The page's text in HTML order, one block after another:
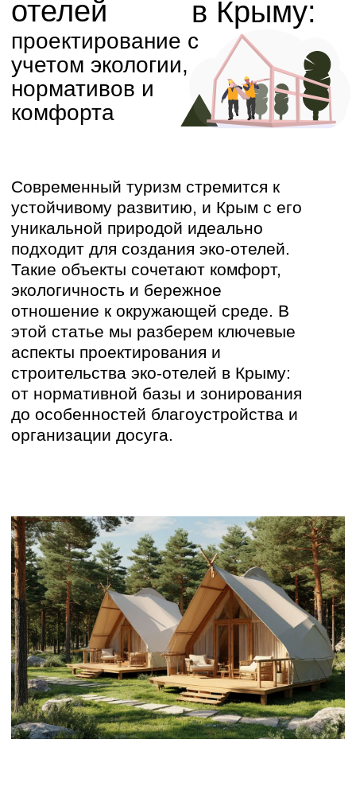
устойчивому развитию, и Крым с его
уникальной природой идеально
подходит для создания эко-отелей.
Такие объекты сочетают комфорт,
экологичность и бережное
отношение к окружающей среде. В
от нормативной базы и зонирования
до особенностей благоустройства и
организации досуга.
НОРМАТИВНАЯ БАЗА:
от советских стандартов к
современным требованиям
в России регулируется СП
257.1325800.2016, а также рядом
региональных норм. В отличие от
советских ГОСТов, где акцент делался на
вместимость и функциональность,
современные стандарты требуют учета
Проектирование отелей и гостиниц